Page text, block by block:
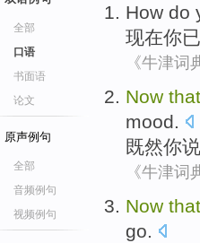
全部
口语
书面语
论文
原声例句
全部
音频例句
视频例句
How do
现在你已
《牛津词
Now that
mood.
既然你
《牛津词
Now that
go.